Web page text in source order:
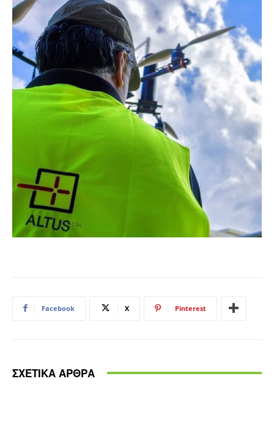
Facebook X Pinterest
ΣΧΕΤΙΚΑ ΑΡΘΡΑ